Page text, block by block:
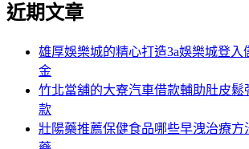
分
關
近期文章
雄厚娛樂城的精心打造3a娛樂城登入
金
竹北當舖的大寮汽車借款輔助肚皮鬆
款
壯陽藥推薦保健食品哪些早洩治療方